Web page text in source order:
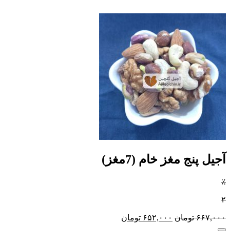
آجیل پنج مغز خام (7مغز)
٪
۲
۶۶۷,۰۰۰ تومان ۶۵۲,۰۰۰ تومان